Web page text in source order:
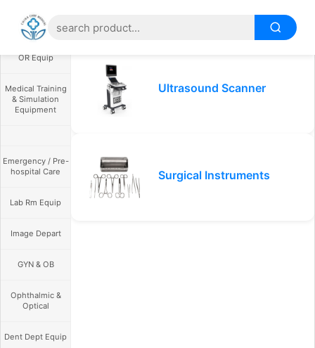
OR Equip
Medical Training
& Simulation
Equipment
Emergency / Pre-
hospital Care
Lab Rm Equip
Image Depart
GYN & OB
Ophthalmic &
Optical
Dent Dept Equip
Ultrasound Scanner
Surgical Instruments